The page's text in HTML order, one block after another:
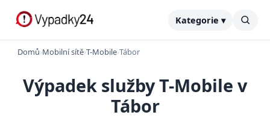
Kategorie ▾
Domů›Mobilní sítě›T-Mobile›Tábor
Výpadek služby T-Mobile v
Tábor